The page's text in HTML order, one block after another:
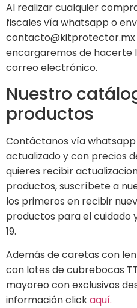
Al realizar cualquier
fiscales vía whatsapp o
contacto@kitprotector.mx
encargaremos de hacerte
correo electrónico.
Nuestro
productos
Contáctanos vía
actualizado y con precios
quieres recibir
productos, suscríbete a
los primeros en recibir
productos para el cuidado
19.
Además de caretas con
con lotes de cubrebocas
mayoreo con exclusivos
información clickaquí.